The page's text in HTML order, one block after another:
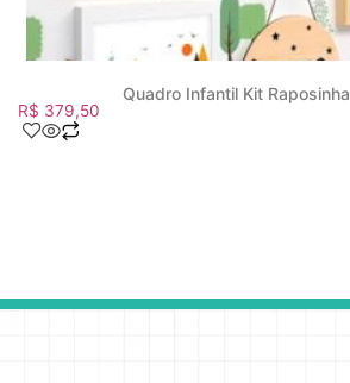
Quadro Infantil Kit Raposinha
R$ 379,50